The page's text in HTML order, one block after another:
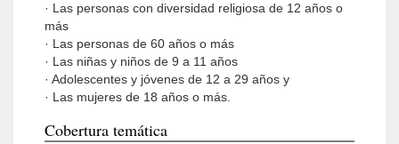
· Las personas con diversidad religiosa de 12 años o
más
· Las personas de 60 años o más
· Las niñas y niños de 9 a 11 años
· Adolescentes y jóvenes de 12 a 29 años y
· Las mujeres de 18 años o más.
Cobertura temática